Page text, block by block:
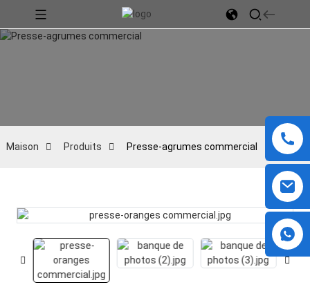
Maison Produits Presse-agrumes commercial